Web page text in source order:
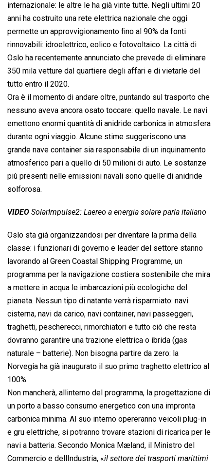
internazionale: le altre le ha già vinte tutte. Negli ultimi 20
anni ha costruito una rete elettrica nazionale che oggi
permette un approvvigionamento fino al 90% da fonti
rinnovabili: idroelettrico, eolico e fotovoltaico. La città di
Oslo ha recentemente annunciato che prevede di eliminare
350 mila vetture dal quartiere degli affari e di vietarle del
tutto entro il 2020.
Ora è il momento di andare oltre, puntando sul trasporto che
nessuno aveva ancora osato toccare: quello navale. Le navi
emettono enormi quantità di anidride carbonica in atmosfera
durante ogni viaggio. Alcune stime suggeriscono una
grande nave container sia responsabile di un inquinamento
atmosferico pari a quello di 50 milioni di auto. Le sostanze
più presenti nelle emissioni navali sono quelle di anidride
solforosa.
VIDEO SolarImpulse2: Laereo a energia solare parla italiano
Oslo sta già organizzandosi per diventare la prima della
classe: i funzionari di governo e leader del settore stanno
lavorando al Green Coastal Shipping Programme, un
programma per la navigazione costiera sostenibile che mira
a mettere in acqua le imbarcazioni più ecologiche del
pianeta. Nessun tipo di natante verrà risparmiato: navi
cisterna, navi da carico, navi container, navi passeggeri,
traghetti, pescherecci, rimorchiatori e tutto ciò che resta
dovranno garantire una trazione elettrica o ibrida (gas
naturale – batterie). Non bisogna partire da zero: la
Norvegia ha già inaugurato il suo primo traghetto elettrico al
100%.
Non mancherà, allinterno del programma, la progettazione di
un porto a basso consumo energetico con una impronta
carbonica minima. Al suo interno opereranno veicoli plug-in
e gru elettriche, si potranno trovare stazioni di ricarica per le
navi a batteria. Secondo Monica Mæland, il Ministro del
Commercio e dellIndustria, «il settore dei trasporti marittimi